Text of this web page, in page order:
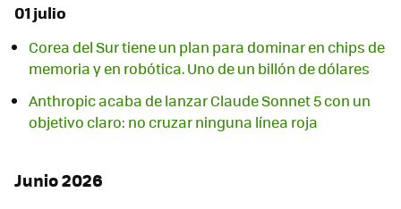
01 julio
Corea del Sur tiene un plan para dominar en chips de
memoria y en robótica. Uno de un billón de dólares
Anthropic acaba de lanzar Claude Sonnet 5 con un
objetivo claro: no cruzar ninguna línea roja
Junio 2026